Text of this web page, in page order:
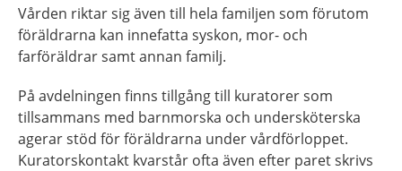
Vården riktar sig även till hela familjen som förutom
föräldrarna kan innefatta syskon, mor- och
farföräldrar samt annan familj.
På avdelningen finns tillgång till kuratorer som
tillsammans med barnmorska och undersköterska
agerar stöd för föräldrarna under vårdförloppet.
Kuratorskontakt kvarstår ofta även efter paret skrivs